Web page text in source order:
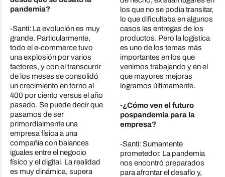
pandemia?
-Santi: La evolución es muy
grande. Particularmente,
todo el e-commerce tuvo
una explosión por varios
factores, y con el transcurrir
de los meses se consolidó
un crecimiento en torno al
400 por ciento versus el año
pasado. Se puede decir que
pasamos de ser
primordialmente una
empresa física a una
compañía con balances
iguales entre el negocio
físico y el digital. La realidad
es muy dinámica, supera
los que no se podía transitar,
lo que dificultaba en algunos
casos las entregas de los
productos. Pero la logística
es uno de los temas más
importantes en los que
venimos trabajando y en el
que mayores mejoras
logramos últimamente.
-¿Cómo ven el futuro
pospandemia para la
empresa?
-Santi: Sumamente
prometedor. La pandemia
nos encontró preparados
para afrontar el desafío y,